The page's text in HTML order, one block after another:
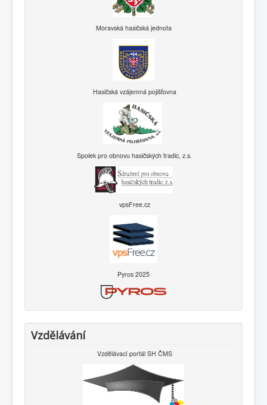
Moravská hasičská jednota
Hasičská vzájemná pojišťovna
Spolek pro obnovu hasičských tradic, z.s.
vpsFree.cz
Pyros 2025
Vzdělávání
Vzdělávací portál SH ČMS